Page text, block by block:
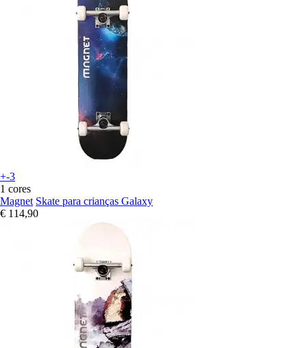
+-3
1 cores
Magnet Skate para crianças Galaxy
€ 114,90